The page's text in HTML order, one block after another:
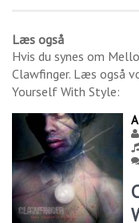
Læs også
Hvis du synes om
Clawfinger. Læs også
Yourself With Style: